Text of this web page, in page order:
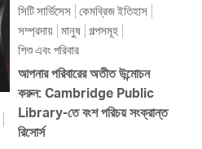
সিটি সার্ভিসেস কেমব্রিজ ইতিহাস
সম্প্রদায় মানুষ গল্পসমূহ
শিশু এবং পরিবার
আপনার পরিবারের অতীত উন্মোচন
করুন: Cambridge Public
Library-তে বংশ পরিচয় সংক্রান্ত
রিসোর্স